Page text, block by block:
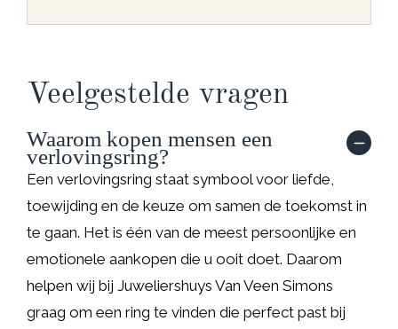
Veelgestelde vragen
Waarom kopen mensen een
verlovingsring?
Een verlovingsring staat symbool voor liefde,
toewijding en de keuze om samen de toekomst in
te gaan. Het is één van de meest persoonlijke en
emotionele aankopen die u ooit doet. Daarom
helpen wij bij Juweliershuys Van Veen Simons
graag om een ring te vinden die perfect past bij